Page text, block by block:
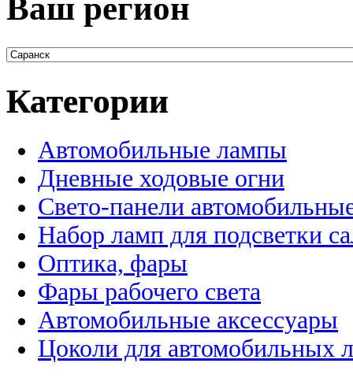
Ваш регион
Категории
Автомобильные лампы
Дневные ходовые огни
Свето-панели
Набор ламп для подсветки
Оптика, фары
Фары рабочего света
Автомобильные аксессуары
Цоколи для автомобильных